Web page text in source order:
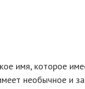
имя, которое
необычное и